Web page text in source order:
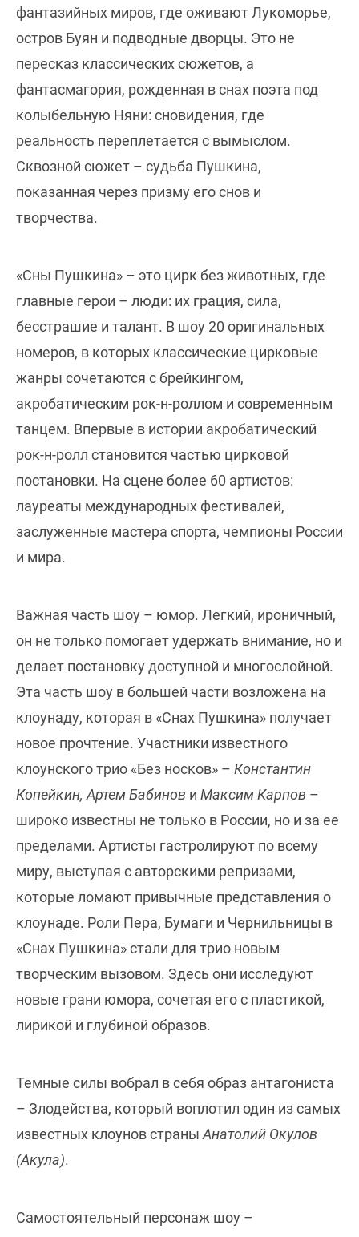
фантазийных миров, где оживают Лукоморье,
остров Буян и подводные дворцы. Это не
пересказ классических сюжетов, а
фантасмагория, рожденная в снах поэта под
колыбельную Няни: сновидения, где
реальность переплетается с вымыслом.
Сквозной сюжет – судьба Пушкина,
показанная через призму его снов и
творчества.
«Сны Пушкина» – это цирк без животных, где
главные герои – люди: их грация, сила,
бесстрашие и талант. В шоу 20 оригинальных
номеров, в которых классические цирковые
жанры сочетаются с брейкингом,
акробатическим рок-н-роллом и современным
танцем. Впервые в истории акробатический
рок-н-ролл становится частью цирковой
постановки. На сцене более 60 артистов:
лауреаты международных фестивалей,
заслуженные мастера спорта, чемпионы России
и мира.
Важная часть шоу – юмор. Легкий, ироничный,
он не только помогает удержать внимание, но и
делает постановку доступной и многослойной.
Эта часть шоу в большей части возложена на
клоунаду, которая в «Снах Пушкина» получает
новое прочтение. Участники известного
клоунского трио «Без носков» – Константин
Копейкин, Артем Бабинов и Максим Карпов –
широко известны не только в России, но и за ее
пределами. Артисты гастролируют по всему
миру, выступая с авторскими репризами,
которые ломают привычные представления о
клоунаде. Роли Пера, Бумаги и Чернильницы в
«Снах Пушкина» стали для трио новым
творческим вызовом. Здесь они исследуют
новые грани юмора, сочетая его с пластикой,
лирикой и глубиной образов.
Темные силы вобрал в себя образ антагониста
– Злодейства, который воплотил один из самых
известных клоунов страны Анатолий Окулов
(Акула).
Самостоятельный персонаж шоу –